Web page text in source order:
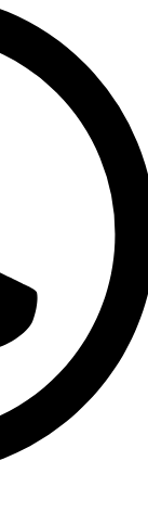
WhatsApp pro